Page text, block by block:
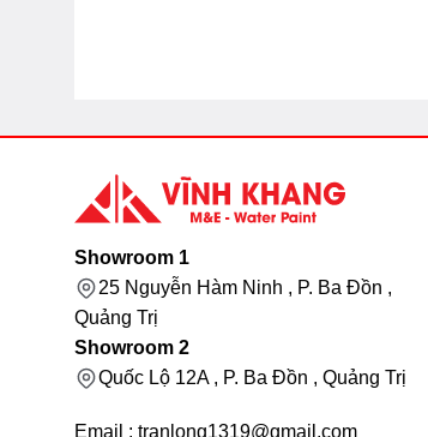
Showroom 1
25 Nguyễn Hàm Ninh , P. Ba Đồn ,
Quảng Trị
Showroom 2
Quốc Lộ 12A , P. Ba Đồn , Quảng Trị
Email : tranlong1319@gmail.com